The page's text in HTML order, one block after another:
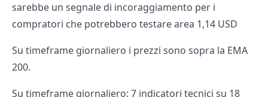
sarebbe un segnale di incoraggiamento per i
compratori che potrebbero testare area 1,14 USD
Su timeframe giornaliero i prezzi sono sopra la EMA
200.
Su timeframe giornaliero: 7 indicatori tecnici su 18